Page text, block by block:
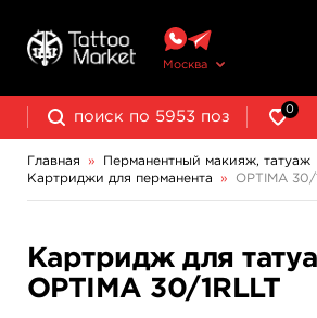
Москва
0
Главная » Перманентный макияж, татуаж
Картриджи для перманента
» OPTIMA 30/
Картридж для
OPTIMA 30/1RLLT